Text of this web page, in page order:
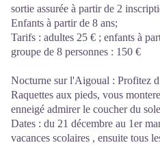
sortie assurée à partir de 2
Enfants à partir de 8 ans;
Tarifs : adultes 25 € ; enfants à
groupe de 8 personnes : 150 €
Nocturne sur l'Aigoual : Profitez
Raquettes aux pieds, vous
enneigé admirer le coucher du
Dates : du 21 décembre au 1er
vacances scolaires , ensuite tous